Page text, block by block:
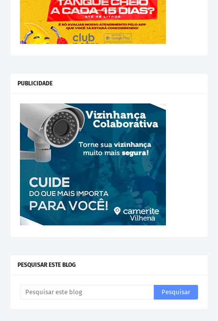
PUBLICIDADE
PESQUISAR ESTE BLOG